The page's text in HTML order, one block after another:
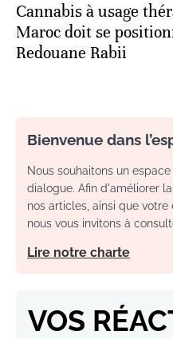
Cannabis à usage
Maroc doit se
Redouane Rabii
Bienvenue dans
Nous souhaitons un
dialogue. Afin d'améliorer
nos articles, ainsi que
nous vous invitons à
Lire notre charte
VOS